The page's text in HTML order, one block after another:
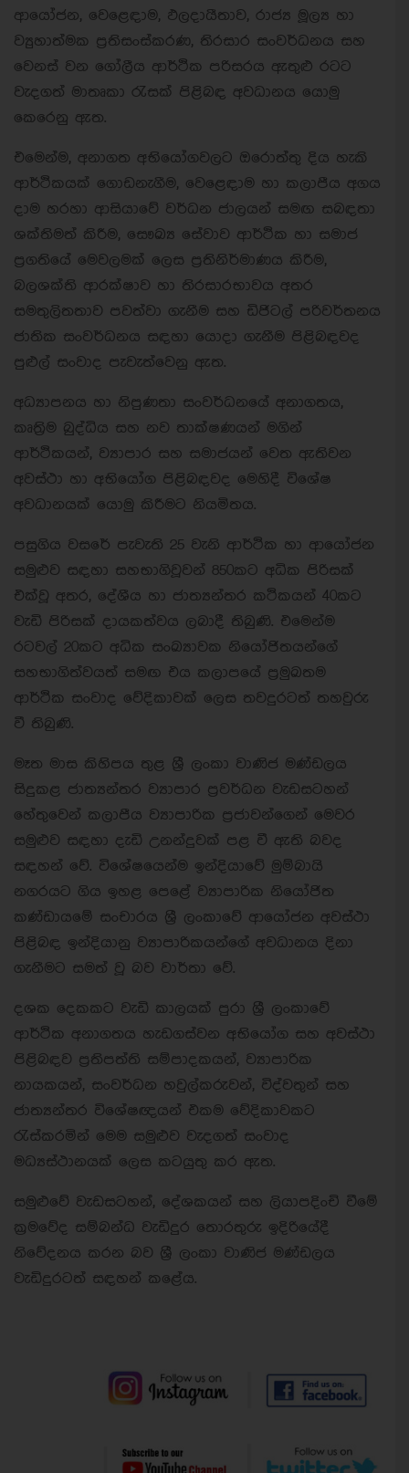
ආයෝජන, වෙළෙඳාම, ඵලදායීතාව, රාජ්‍ය මූල්‍ය හා
ව්‍යුහාත්මක ප්‍රතිසංස්කරණ, තිරසාර සංවර්ධනය සහ
වෙනස් වන ගෝලීය ආර්ථික පරිසරය ඇතුළු රටට
වැදගත් මාතෘකා රැසක් පිළිබඳ අවධානය යොමු
කෙරෙනු ඇත.
එමෙන්ම, අනාගත අභියෝගවලට ඔරොත්තු දිය හැකි
ආර්ථිකයක් ගොඩනැගීම, වෙළෙඳාම හා කලාපීය අගය
දාම හරහා ආසියාවේ වර්ධන ජාලයන් සමඟ සබඳතා
ශක්තිමත් කිරීම, සෞඛ්‍ය සේවාව ආර්ථික හා සමාජ
ප්‍රගතියේ මෙවලමක් ලෙස ප්‍රතිනිර්මාණය කිරීම,
බලශක්ති ආරක්ෂාව හා තිරසාරභාවය අතර
සමතුලිතතාව පවත්වා ගැනීම සහ ඩිජිටල් පරිවර්තනය
ජාතික සංවර්ධනය සඳහා යොදා ගැනීම පිළිබඳවද
පුළුල් සංවාද පැවැත්වෙනු ඇත.
අධ්‍යාපනය හා නිපුණතා සංවර්ධනයේ අනාගතය,
කෘත්‍රිම බුද්ධිය සහ නව තාක්ෂණයන් මගින්
ආර්ථිකයන්, ව්‍යාපාර සහ සමාජයන් වෙත ඇතිවන
අවස්ථා හා අභියෝග පිළිබඳවද මෙහිදී විශේෂ
අවධානයක් යොමු කිරීමට නියමිතය.
පසුගිය වසරේ පැවැති 25 වැනි ආර්ථික හා ආයෝජන
සමුළුව සඳහා සහභාගිවූවන් 850කට අධික පිරිසක්
එක්වූ අතර, දේශීය හා ජාත්‍යන්තර කථිකයන් 40කට
වැඩි පිරිසක් දායකත්වය ලබාදී තිබුණි. එමෙන්ම
රටවල් 20කට අධික සංඛ්‍යාවක නියෝජිතයන්ගේ
සහභාගිත්වයත් සමඟ එය කලාපයේ ප්‍රමුඛතම
ආර්ථික සංවාද වේදිකාවක් ලෙස තවදුරටත් තහවුරු
වී තිබුණි.
මෑත මාස කිහිපය තුළ ශ්‍රී ලංකා වාණිජ මණ්ඩලය
සිදුකළ ජාත්‍යන්තර ව්‍යාපාර ප්‍රවර්ධන වැඩසටහන්
හේතුවෙන් කලාපීය ව්‍යාපාරික ප්‍රජාවන්ගෙන් මෙවර
සමුළුව සඳහා දැඩි උනන්දුවක් පළ වී ඇති බවද
සඳහන් වේ. විශේෂයෙන්ම ඉන්දියාවේ මුම්බායි
නගරයට ගිය ඉහළ පෙළේ ව්‍යාපාරික නියෝජිත
කණ්ඩායමේ සංචාරය ශ්‍රී ලංකාවේ ආයෝජන අවස්ථා
පිළිබඳ ඉන්දියානු ව්‍යාපාරිකයන්ගේ අවධානය දිනා
ගැනීමට සමත් වූ බව වාර්තා වේ.
දශක දෙකකට වැඩි කාලයක් පුරා ශ්‍රී ලංකාවේ
ආර්ථික අනාගතය හැඩගස්වන අභියෝග සහ අවස්ථා
පිළිබඳව ප්‍රතිපත්ති සම්පාදකයන්, ව්‍යාපාරික
නායකයන්, සංවර්ධන හවුල්කරුවන්, විද්වතුන් සහ
ජාත්‍යන්තර විශේෂඥයන් එකම වේදිකාවකට
රැස්කරමින් මෙම සමුළුව වැදගත් සංවාද
මධ්‍යස්ථානයක් ලෙස කටයුතු කර ඇත.
සමුළුවේ වැඩසටහන්, දේශකයන් සහ ලියාපදිංචි වීමේ
ක්‍රමවේද සම්බන්ධ වැඩිදුර තොරතුරු ඉදිරියේදී
නිවේදනය කරන බව ශ්‍රී ලංකා වාණිජ මණ්ඩලය
වැඩිදුරටත් සඳහන් කළේය.